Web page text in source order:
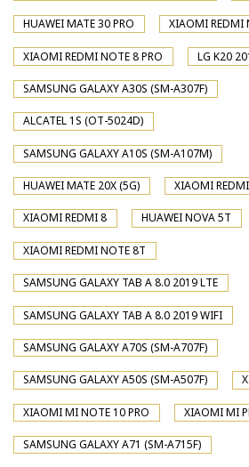
HUAWEI MATE 30 PRO XIAOMI REDMI
XIAOMI REDMI NOTE 8 PRO LG K20
SAMSUNG GALAXY A30S (SM-A307F)
ALCATEL 1S (OT-5024D)
SAMSUNG GALAXY A10S (SM-A107M)
HUAWEI MATE 20X (5G) XIAOMI
XIAOMI REDMI 8 HUAWEI NOVA 5T
XIAOMI REDMI NOTE 8T
SAMSUNG GALAXY TAB A 8.0 2019 LTE
SAMSUNG GALAXY TAB A 8.0 2019 WIFI
SAMSUNG GALAXY A70S (SM-A707F)
SAMSUNG GALAXY A50S (SM-A507F)
XIAOMI MI NOTE 10 PRO XIAOMI MI
SAMSUNG GALAXY A71 (SM-A715F)